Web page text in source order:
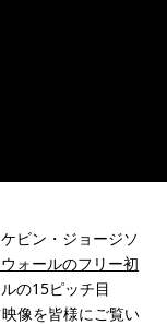
ビン・ジョージソ
ウォールのフリー初
の15ピッチ目
像を皆様にご覧い